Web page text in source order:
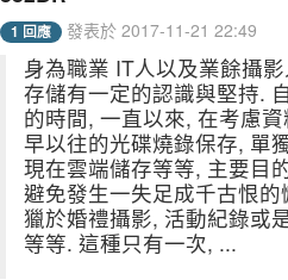
1 回應 發表於 2017-11-21 22:49
身為職業 IT人以及業餘攝
存儲有一定的認識與堅持.
的時間, 一直以來, 在考慮
早以往的光碟燒錄保存, 單
現在雲端儲存等等, 主要目
避免發生一失足成千古恨
獵於婚禮攝影, 活動紀錄或
等等. 這種只有一次, ...